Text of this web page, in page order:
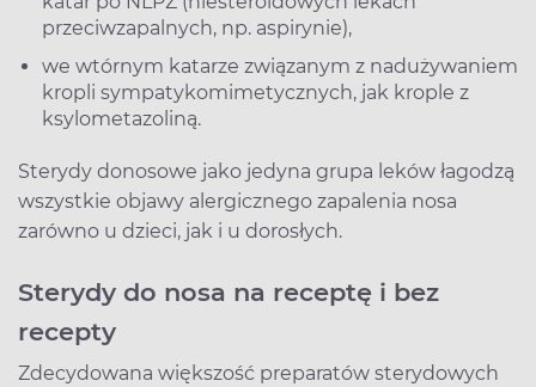
przeciwzapalnych, np. aspirynie),
we wtórnym katarze związanym z nadużywaniem
kropli sympatykomimetycznych, jak krople z
ksylometazoliną.
Sterydy donosowe jako jedyna grupa leków łagodzą
wszystkie objawy alergicznego zapalenia nosa
zarówno u dzieci, jak i u dorosłych.
Sterydy do nosa na receptę i bez
recepty
Zdecydowana większość preparatów sterydowych